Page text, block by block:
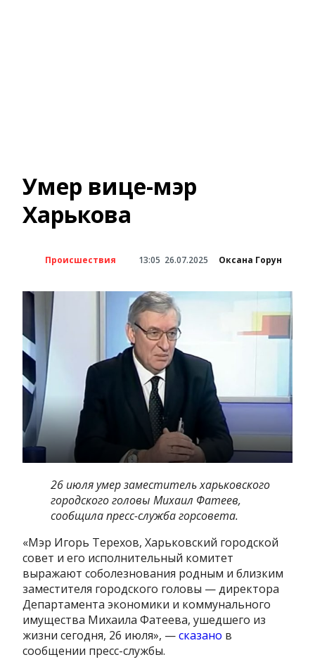
Умер вице-мэр
Харькова
Происшествия 13:05 26.07.2025 Оксана Горун
26 июля умер заместитель харьковского
городского головы Михаил Фатеев,
сообщила пресс-служба горсовета.
«Мэр Игорь Терехов, Харьковский городской
совет и его исполнительный комитет
выражают соболезнования родным и близким
заместителя городского головы — директора
Департамента экономики и коммунального
имущества Михаила Фатеева, ушедшего из
жизни сегодня, 26 июля», —сказано в
сообщении пресс-службы.